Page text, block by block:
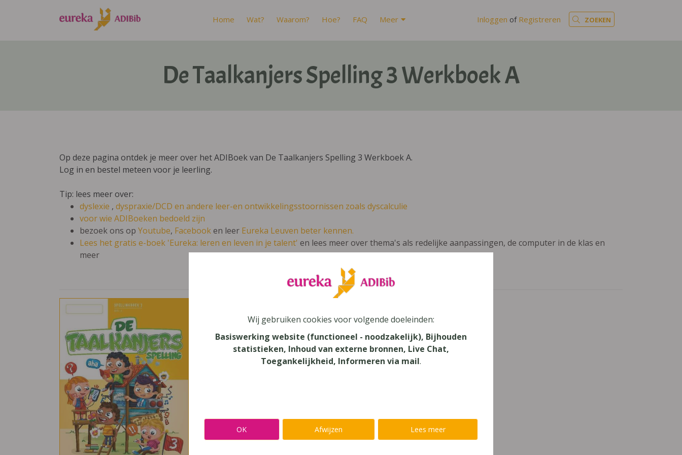
Home Wat? Waarom? Hoe? FAQ Meer Inloggen of Registreren ZOEKEN
De Taalkanjers Spelling 3 Werkboek A
Op deze pagina ontdek je meer over het ADIBoek van De Taalkanjers Spelling 3 Werkboek A.
Log in en bestel meteen voor je leerling.
Tip: lees meer over:
dyslexie , dyspraxie/DCD en andere leer-en ontwikkelingsstoornissen zoals dyscalculie
voor wie ADIBoeken bedoeld zijn
bezoek ons op Youtube, Facebooken leer Eureka Leuven beter kennen.
Lees het gratis e-boek 'Eureka: leren en leven in je talent' en lees meer over thema's als redelijke aanpassingen, de computer in de klas en
meer
Nederlands
Uitgeverij
Wij gebruiken cookies voor volgende doeleinden:
Basiswerking website (functioneel - noodzakelijk), Bijhouden
statistieken, Inhoud van externe bronnen, Live Chat,
Toegankelijkheid, Informeren via mail.
OK Afwijzen Lees meer